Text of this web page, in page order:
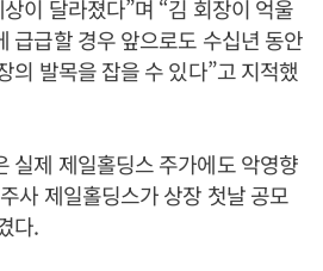
이 달라졌다”며 “김 회장이 억울
급급할 경우 앞으로도 수십년 동안
의 발목을 잡을 수 있다”고 지적했
실제 제일홀딩스 주가에도 악영향
사 제일홀딩스가 상장 첫날 공모
다.